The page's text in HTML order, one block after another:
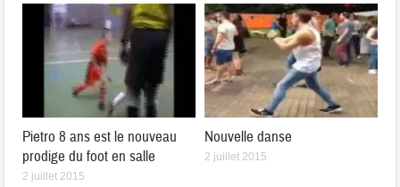
Pietro 8 ans est le nouveau
prodige du foot en salle
2 juillet 2015
Nouvelle danse
2 juillet 2015